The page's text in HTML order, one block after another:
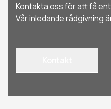
Kontakta oss för att få
Vår inledande rådgivning